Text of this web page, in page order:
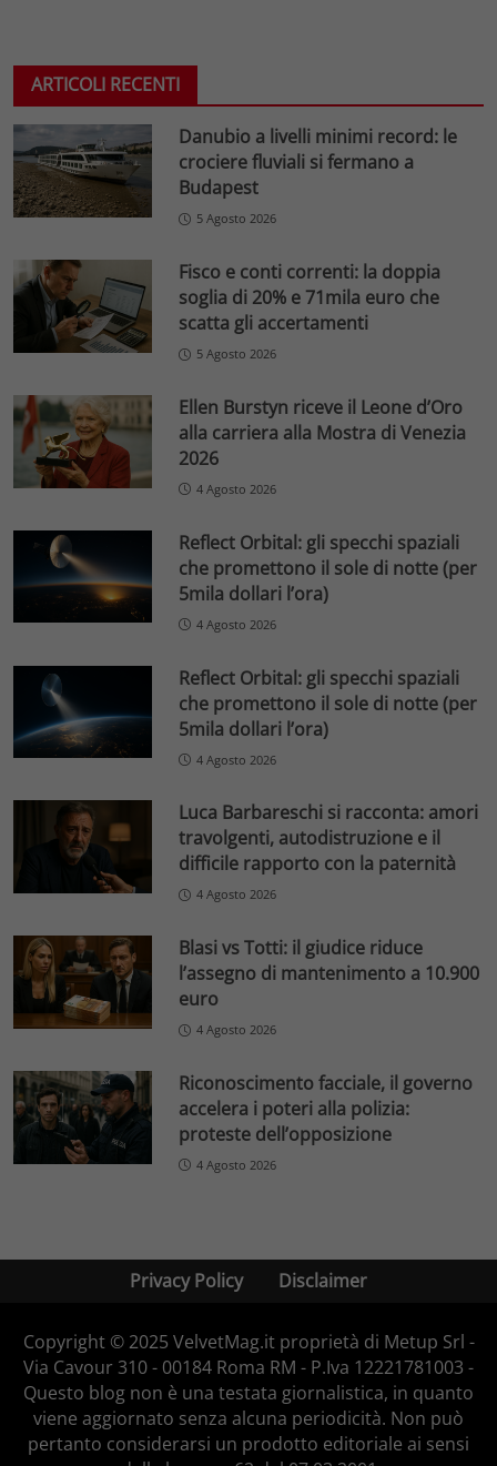
ARTICOLI RECENTI
Danubio a livelli minimi record: le
crociere fluviali si fermano a
Budapest
5 Agosto 2026
Fisco e conti correnti: la doppia
soglia di 20% e 71mila euro che
scatta gli accertamenti
5 Agosto 2026
Ellen Burstyn riceve il Leone d’Oro
alla carriera alla Mostra di Venezia
2026
4 Agosto 2026
Reflect Orbital: gli specchi spaziali
che promettono il sole di notte (per
5mila dollari l’ora)
4 Agosto 2026
Reflect Orbital: gli specchi spaziali
che promettono il sole di notte (per
5mila dollari l’ora)
4 Agosto 2026
Luca Barbareschi si racconta: amori
travolgenti, autodistruzione e il
difficile rapporto con la paternità
4 Agosto 2026
Blasi vs Totti: il giudice riduce
l’assegno di mantenimento a 10.900
euro
4 Agosto 2026
Riconoscimento facciale, il governo
accelera i poteri alla polizia:
proteste dell’opposizione
4 Agosto 2026
Privacy Policy Disclaimer
Copyright © 2025 VelvetMag.it proprietà di Metup Srl -
Via Cavour 310 - 00184 Roma RM - P.Iva 12221781003 -
Questo blog non è una testata giornalistica, in quanto
viene aggiornato senza alcuna periodicità. Non può
pertanto considerarsi un prodotto editoriale ai sensi